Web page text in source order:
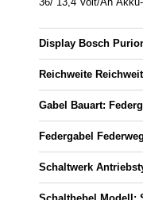
Display Bosch
Reichweite
Gabel Bauart:
Federgabel
Schaltwerk